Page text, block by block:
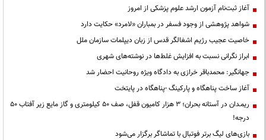
آغاز ثبت‌نام آزمون ارشد علوم پزشکی از امروز
شواهد پژوهشی از وجود فسفر در بمباران «لامرد» حکایت دارد
خاصیت عجیب رژیم اشغالگر قدس از زبان دیپلمات سازمان ملل
ابراز نگرانی نسبت به افزایش غلط‌ها در نوشته‌های شهری
جهانگیر: محمدباقر خرازی به دادگاه ویژه روحانیت احضار شد
آغاز ساخت پناهگاه و پارکینگ -پناهگاه در پایتخت
ریمـدان در آستانه بحران؛ ۳ هزار کامیون قفل، صف ۵۰ کیلومتری و گاز مایع زیر آفتاب ۵۰
درجه!
بازی‌های لیگ برتر فوتبال با تماشاگر برگزار می‌شود